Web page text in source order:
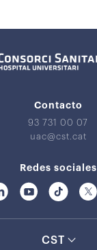
Contacto
93 731 00 07
uac@cst.cat
Redes sociales
CST